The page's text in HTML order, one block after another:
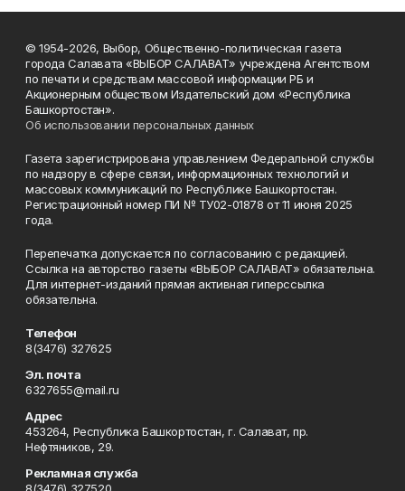
© 1954-2026, Выбор, Общественно-политическая газета
города Салавата «ВЫБОР САЛАВАТ» учреждена Агентством
по печати и средствам массовой информации РБ и
Акционерным обществом Издательский дом «Республика
Башкортостан».
Об использовании персональных данных
Газета зарегистрирована управлением Федеральной службы
по надзору в сфере связи, информационных технологий и
массовых коммуникаций по Республике Башкортостан.
Регистрационный номер ПИ № ТУ02-01878 от 11 июня 2025
года.
Перепечатка допускается по согласованию с редакцией.
Ссылка на авторство газеты «ВЫБОР САЛАВАТ» обязательна.
Для интернет-изданий прямая активная гиперссылка
обязательна.
Телефон
8(3476) 327625
Эл. почта
6327655@mail.ru
Адрес
453264, Республика Башкортостан, г. Салават, пр.
Нефтяников, 29.
Рекламная служба